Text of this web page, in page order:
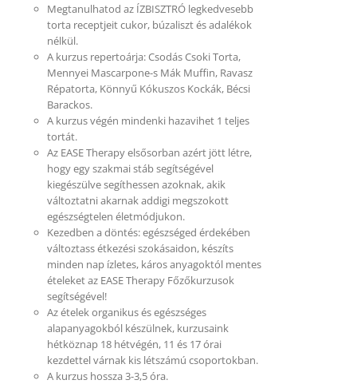
Megtanulhatod az ÍZBISZTRÓ legkedvesebb
torta receptjeit cukor, búzaliszt és adalékok
nélkül.
A kurzus repertoárja: Csodás Csoki Torta,
Mennyei Mascarpone-s Mák Muffin, Ravasz
Répatorta, Könnyű Kókuszos Kockák, Bécsi
Barackos.
A kurzus végén mindenki hazavihet 1 teljes
tortát.
Az EASE Therapy elsősorban azért jött létre,
hogy egy szakmai stáb segítségével
kiegészülve segíthessen azoknak, akik
változtatni akarnak addigi megszokott
egészségtelen életmódjukon.
Kezedben a döntés: egészséged érdekében
változtass étkezési szokásaidon, készíts
minden nap ízletes, káros anyagoktól mentes
ételeket az EASE Therapy Főzőkurzusok
segítségével!
Az ételek organikus és egészséges
alapanyagokból készülnek, kurzusaink
hétköznap 18 hétvégén, 11 és 17 órai
kezdettel várnak kis létszámú csoportokban.
A kurzus hossza 3-3,5 óra.